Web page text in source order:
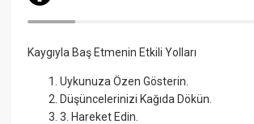
Kaygıyla Baş Etmenin Etkili Yolları
Uykunuza Özen Gösterin.
Düşüncelerinizi Kağıda Dökün.
3. Hareket Edin.